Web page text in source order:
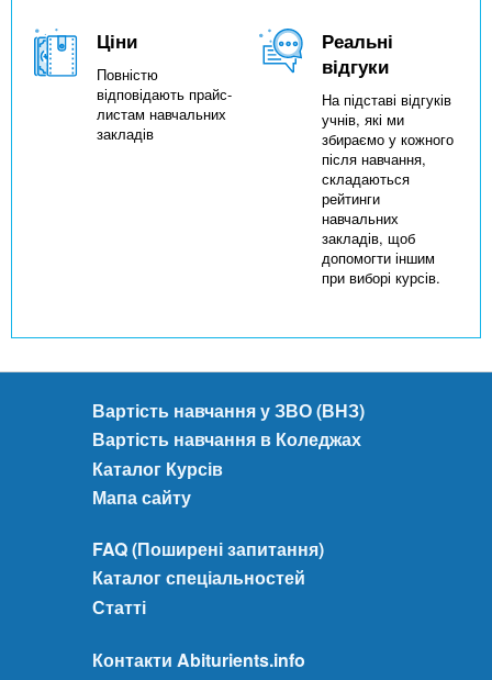
Ціни
Повністю
відповідають прайс-
листам навчальних
закладів
Реальні
відгуки
На підставі відгуків
учнів, які ми
збираємо у кожного
після навчання,
складаються
рейтинги
навчальних
закладів, щоб
допомогти іншим
при виборі курсів.
Вартість навчання у ЗВО (ВНЗ)
Вартість навчання в Коледжах
Каталог Курсів
Мапа сайту
FAQ (Поширені запитання)
Каталог спеціальностей
Статті
Контакти Abiturients.info